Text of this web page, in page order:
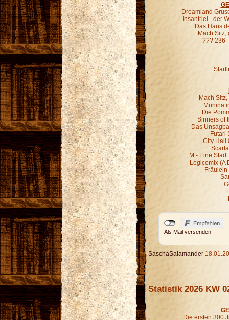
Dreamland
Insantriel - der
Das Haus
Mach Sitz,
??? 236
Mach
Munina
Die
Sinners of
Das
Futari
City Hall
M - Eine
Logicomix (A
Fräulein
Als Mail versenden
SaschaSalamander
Statistik 2026 KW
Die ersten 300